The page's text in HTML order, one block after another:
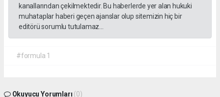
kanallarından çekilmektedir. Bu haberlerde yer alan hukuki
muhataplar haberi geçen ajanslar olup sitemizin hiç bir
editörü sorumlu tutulamaz...
#formula 1
Okuyucu Yorumları (0)